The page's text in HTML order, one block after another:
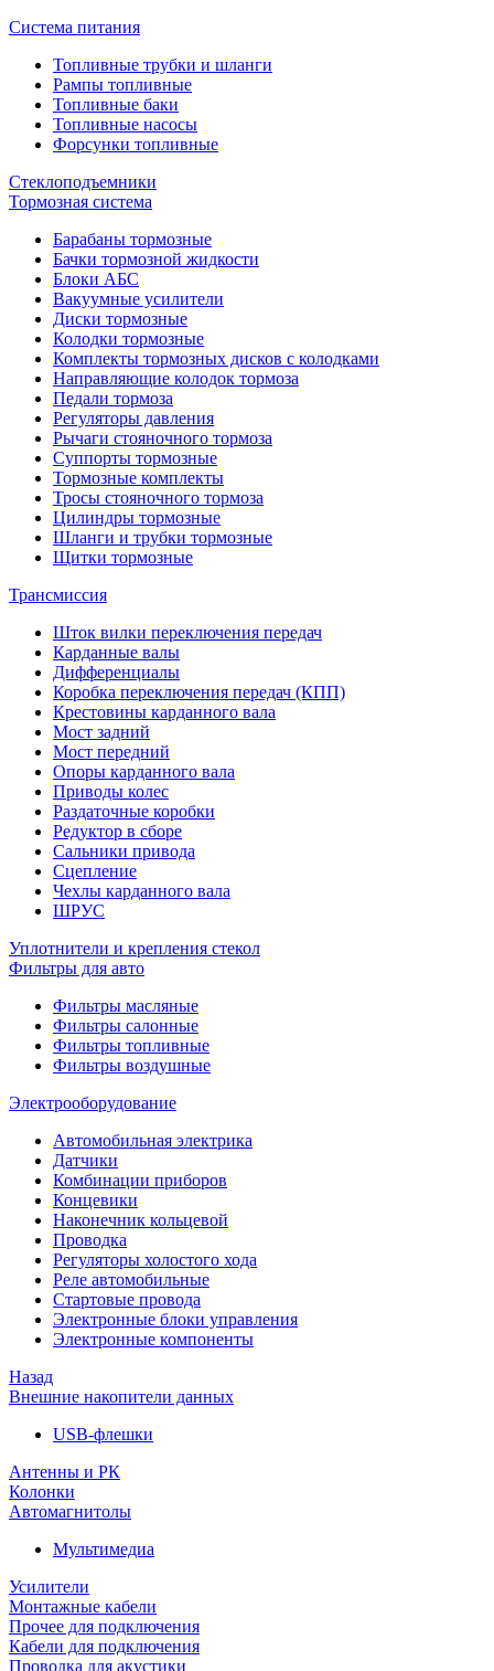
Система питания
Топливные трубки и шланги
Рампы топливные
Топливные баки
Топливные насосы
Форсунки топливные
Стеклоподъемники
Тормозная система
Барабаны тормозные
Бачки тормозной жидкости
Блоки АБС
Вакуумные усилители
Диски тормозные
Колодки тормозные
Комплекты тормозных дисков с колодками
Направляющие колодок тормоза
Педали тормоза
Регуляторы давления
Рычаги стояночного тормоза
Суппорты тормозные
Тормозные комплекты
Тросы стояночного тормоза
Цилиндры тормозные
Шланги и трубки тормозные
Щитки тормозные
Трансмиссия
Шток вилки переключения передач
Карданные валы
Дифференциалы
Коробка переключения передач (КПП)
Крестовины карданного вала
Мост задний
Мост передний
Опоры карданного вала
Приводы колес
Раздаточные коробки
Редуктор в сборе
Сальники привода
Сцепление
Чехлы карданного вала
ШРУС
Уплотнители и крепления стекол
Фильтры для авто
Фильтры масляные
Фильтры салонные
Фильтры топливные
Фильтры воздушные
Электрооборудование
Автомобильная электрика
Датчики
Комбинации приборов
Концевики
Наконечник кольцевой
Проводка
Регуляторы холостого хода
Реле автомобильные
Стартовые провода
Электронные блоки управления
Электронные компоненты
Назад
Внешние накопители данных
USB-флешки
Антенны и РК
Колонки
Автомагнитолы
Мультимедиа
Усилители
Монтажные кабели
Прочее для подключения
Кабели для подключения
Проводка для акустики